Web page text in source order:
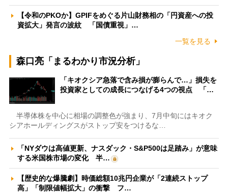
【令和のPKOか】GPIFをめぐる片山財務相の「円資産への投
資拡大」発言の波紋 「国債重視」…
一覧を見る
森口亮「まるわかり市況分析」
「キオクシア急落で含み損が膨らんで…」損失を
投資家としての成長につなげる4つの視点 「…
半導体株を中心に相場の調整色が強まり、7月中旬にはキオク
シアホールディングスがストップ安をつけるな…
「NYダウは高値更新、ナスダック・S&P500は足踏み」が意味
する米国株市場の変化 半…
【歴史的な爆騰劇】時価総額10兆円企業が「2連続ストップ
高」「制限値幅拡大」の衝撃 フ…